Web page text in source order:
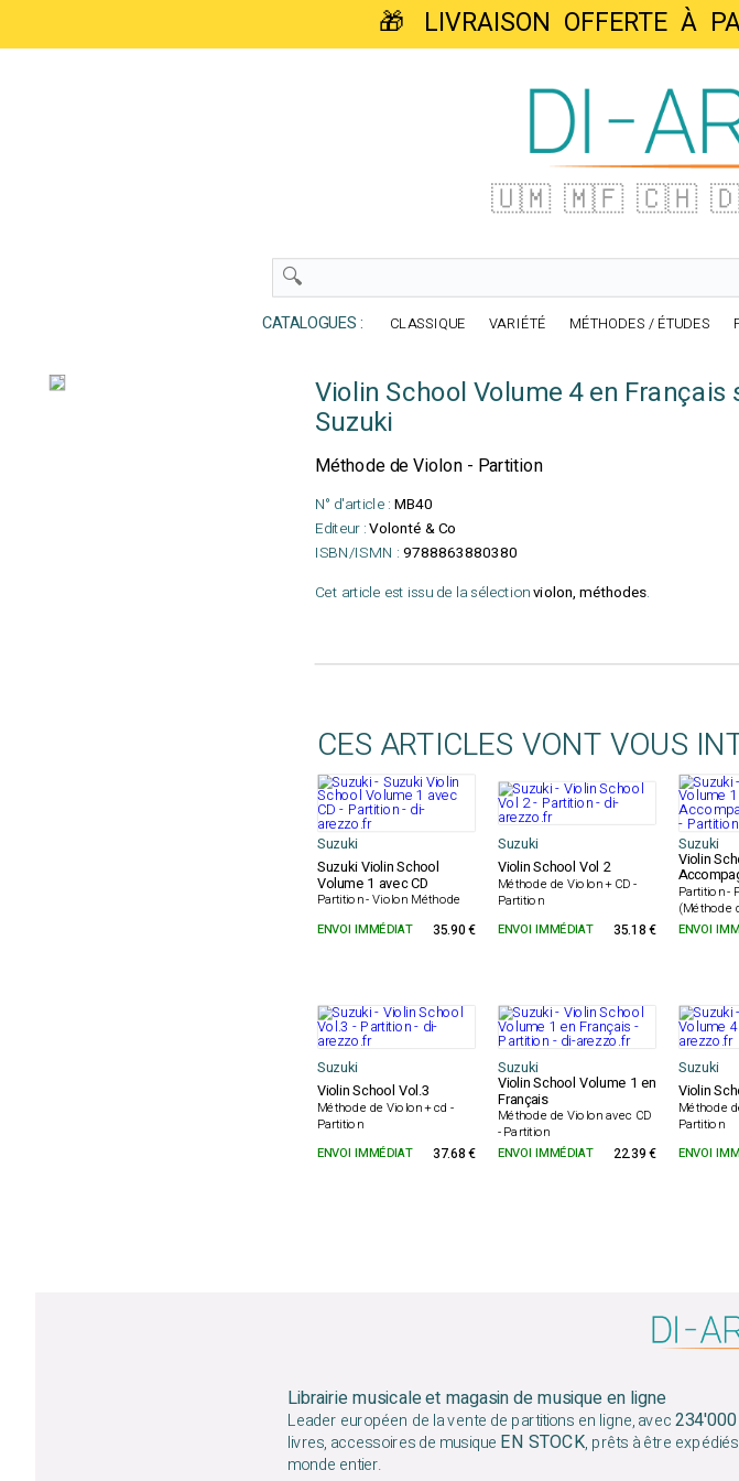
🎁 LIVRAISON OFFERTE À
🇺🇲 🇲🇫 🇨🇭
CATALOGUES : CLASSIQUE VARIÉTÉ MÉTHODES / ÉTUDES
Violin School Volume 4 en Français
Suzuki
Méthode de Violon - Partition
N° d'article : MB40
Editeur :Volonté & Co
ISBN/ISMN : 9788863880380
Cet article est issu de la sélectionviolon, méthodes.
CES ARTICLES VONT VOUS
Suzuki Suzuki Suzuki
Suzuki Violin School
Volume 1 avec CD
Partition - Violon Méthode
Violin School Vol 2
Méthode de Violon + CD -
Partition
Violin
Partition -
(Méthode
ENVOI IMMÉDIAT
35.90 € ENVOI IMMÉDIAT 35.18 € ENVOI
Suzuki Suzuki Suzuki
Violin School Vol.3
Méthode de Violon + cd -
Partition
Violin School Volume 1 en
Français
Méthode de Violon avec CD
- Partition
Violin
Méthode
Partition
ENVOI IMMÉDIAT 37.68 € ENVOI IMMÉDIAT 22.39 € ENVOI
Librairie musicale et magasin de musique en ligne
Leader européen de la vente de partitions en ligne, avec234'000
livres, accessoires de musique EN STOCK, prêts à être
monde entier.